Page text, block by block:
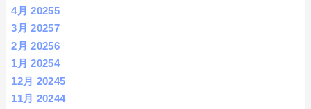
4月 20255
3月 20257
2月 20256
1月 20254
12月 20245
11月 20244